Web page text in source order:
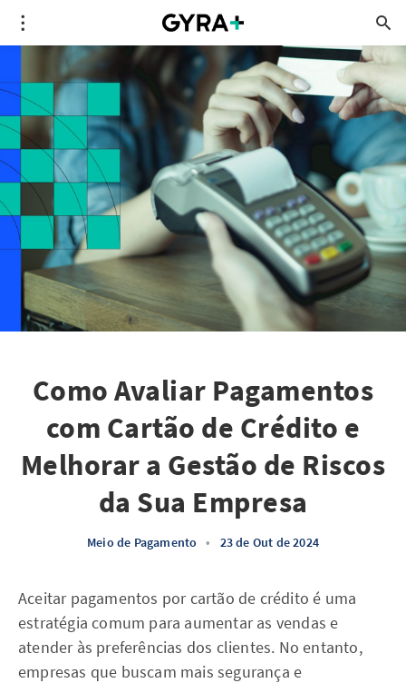
Como Avaliar Pagamentos
com Cartão de Crédito e
Melhorar a Gestão de Riscos
da Sua Empresa
Meio de Pagamento • 23 de Out de 2024
Aceitar pagamentos por cartão de crédito é uma
estratégia comum para aumentar as vendas e
atender às preferências dos clientes. No entanto,
empresas que buscam mais segurança e